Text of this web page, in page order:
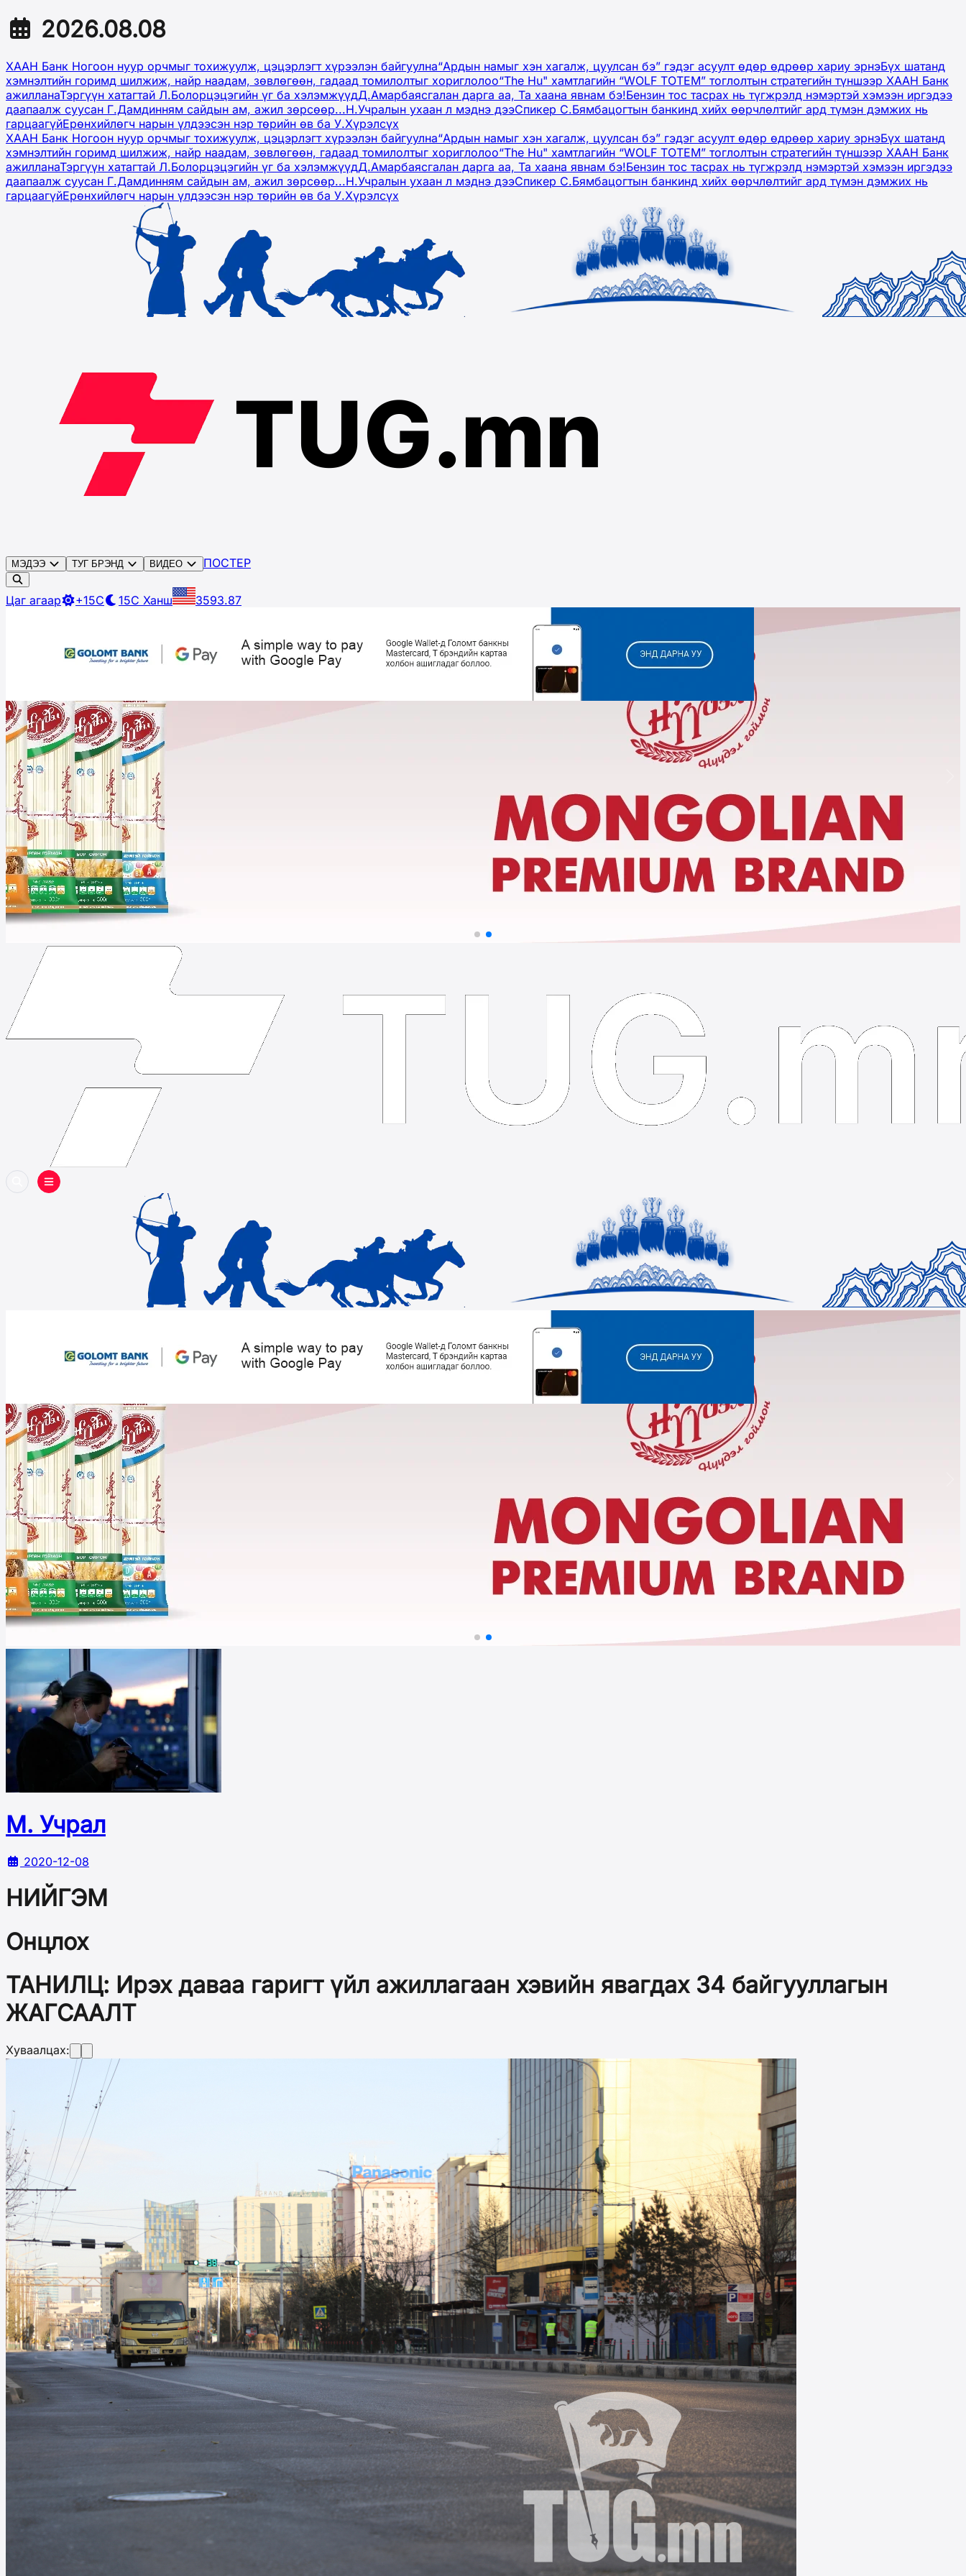
2026.08.08
ХААН Банк Ногоон нуур орчмыг тохижуулж, цэцэрлэгт хүрээлэн байгуулна“Ардын намыг хэн хагалж, цуулсан бэ” гэдэг асуулт өдөр өдрөөр хариу эрнэБүх шатанд
хэмнэлтийн горимд шилжиж, найр наадам, зөвлөгөөн, гадаад томилолтыг хориглолоо“The Hu" хамтлагийн “WOLF TOTEM” тоглолтын стратегийн түншээр ХААН Банк
ажилланаТэргүүн хатагтай Л.Болорцэцэгийн үг ба хэлэмжүүдД.Амарбаясгалан дарга аа, Та хаана явнам бэ!Бензин тос тасрах нь түгжрэлд нэмэртэй хэмээн иргэдээ
даапаалж суусан Г.Дамдинням сайдын ам, ажил зөрсөөр...Н.Учралын ухаан л мэднэ дээСпикер С.Бямбацогтын банкинд хийх өөрчлөлтийг ард түмэн дэмжих нь
гарцаагүйЕрөнхийлөгч нарын үлдээсэн нэр төрийн өв ба У.Хүрэлсүх
ХААН Банк Ногоон нуур орчмыг тохижуулж, цэцэрлэгт хүрээлэн байгуулна“Ардын намыг хэн хагалж, цуулсан бэ” гэдэг асуулт өдөр өдрөөр хариу эрнэБүх шатанд
хэмнэлтийн горимд шилжиж, найр наадам, зөвлөгөөн, гадаад томилолтыг хориглолоо“The Hu" хамтлагийн “WOLF TOTEM” тоглолтын стратегийн түншээр ХААН Банк
ажилланаТэргүүн хатагтай Л.Болорцэцэгийн үг ба хэлэмжүүдД.Амарбаясгалан дарга аа, Та хаана явнам бэ!Бензин тос тасрах нь түгжрэлд нэмэртэй хэмээн иргэдээ
даапаалж суусан Г.Дамдинням сайдын ам, ажил зөрсөөр...Н.Учралын ухаан л мэднэ дээСпикер С.Бямбацогтын банкинд хийх өөрчлөлтийг ард түмэн дэмжих нь
гарцаагүйЕрөнхийлөгч нарын үлдээсэн нэр төрийн өв ба У.Хүрэлсүх
МЭДЭЭ ТУГ БРЭНД ВИДЕО ПОСТЕР
Цаг агаар +15C 15C Ханш 3593.87
М. Учрал
2020-12-08
НИЙГЭМ
Онцлох
ТАНИЛЦ: Ирэх даваа гаригт үйл ажиллагаан хэвийн явагдах 34 байгууллагын
ЖАГСААЛТ
Хуваалцах: